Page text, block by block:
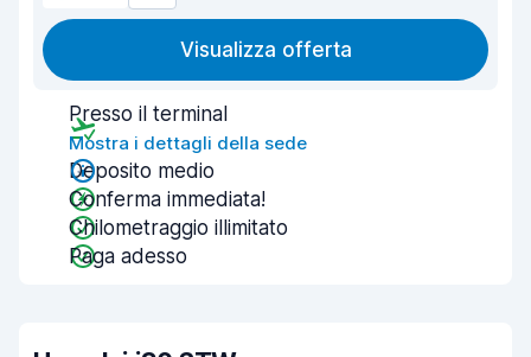
Visualizza offerta
Presso il terminal
Mostra i dettagli della sede
Deposito medio
Conferma immediata!
Chilometraggio illimitato
Paga adesso